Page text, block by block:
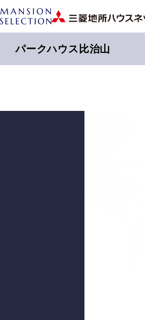
パークハウス比治山